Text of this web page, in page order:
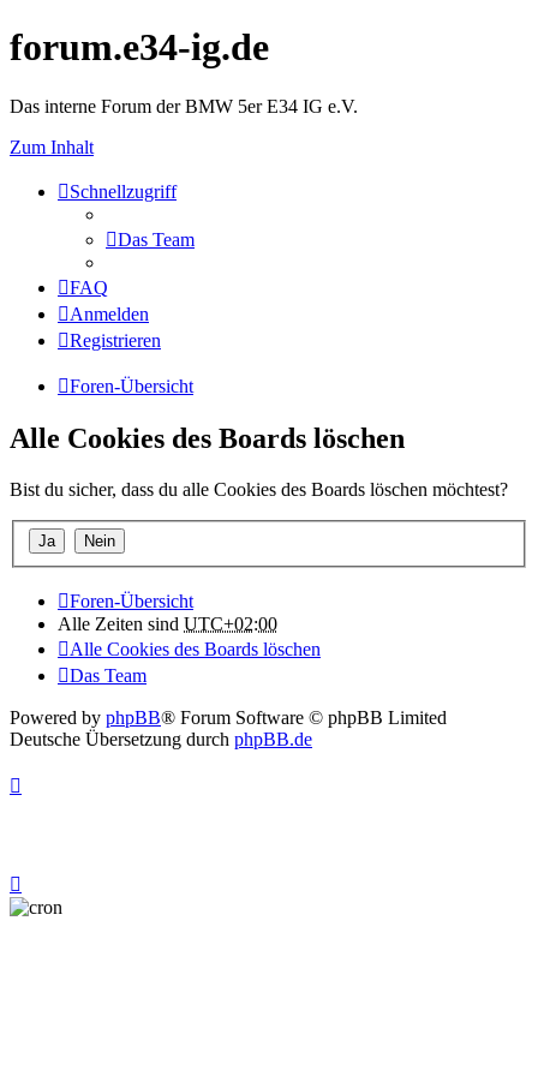
forum.e34-ig.de
Das interne Forum der BMW 5er E34 IG e.V.
Zum Inhalt
Schnellzugriff
Das Team
FAQ
Anmelden
Registrieren
Foren-Übersicht
Alle Cookies des Boards löschen
Bist du sicher, dass du alle Cookies des Boards löschen möchtest?
Foren-Übersicht
Alle Zeiten sind UTC+02:00
Alle Cookies des Boards löschen
Das Team
Powered by phpBB® Forum Software © phpBB Limited
Deutsche Übersetzung durch phpBB.de